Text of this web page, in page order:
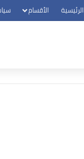
الرئيسية الأقسام